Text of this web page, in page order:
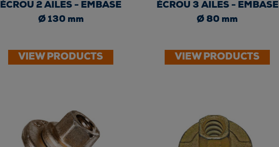
ÉCROU 2 AILES - EMBASE
Ø 130 mm
VIEW PRODUCTS
ÉCROU 3 AILES - EMBASE
Ø 80 mm
VIEW PRODUCTS